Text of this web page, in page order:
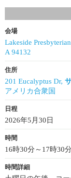
会場
Lakeside
A 94132
住所
201 Eucalyptus Dr,
アメリカ合衆国
日程
2026年5月30日
時間
16時30分～17時30分
時間詳細